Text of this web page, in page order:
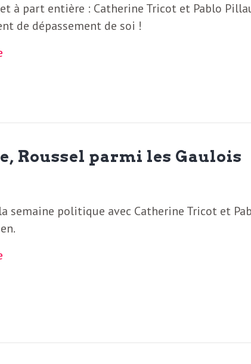
à part entière : Catherine Tricot et Pablo
de dépassement de soi !
Roussel parmi les Gaulois
semaine politique avec Catherine Tricot et